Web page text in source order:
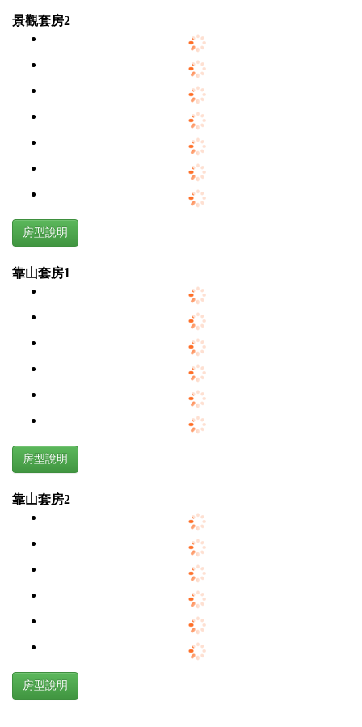
景觀套房2
房型說明
靠山套房1
房型說明
靠山套房2
房型說明